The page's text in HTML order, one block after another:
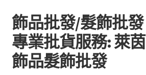
跳
至
導
覽
列
跳
至
主
要
內
飾品批發/髮飾批發
專業批貨服務: 萊茵
飾品髮飾批發